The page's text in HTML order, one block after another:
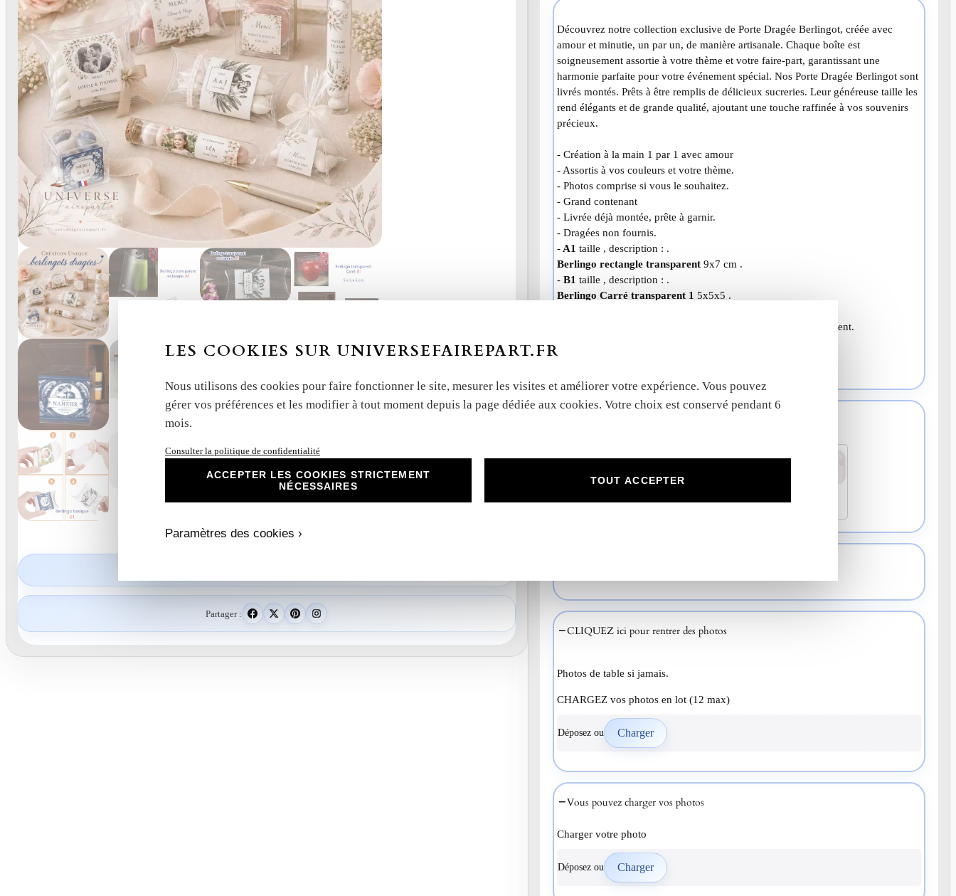
Partager :
Découvrez notre collection exclusive de Porte Dragée Berlingot, créée avec
amour et minutie, un par un, de manière artisanale. Chaque boîte est
soigneusement assortie à votre thème et votre faire-part, garantissant une
harmonie parfaite pour votre événement spécial. Nos Porte Dragée Berlingot sont
livrés montés. Prêts à être remplis de délicieux sucreries. Leur généreuse taille les
rend élégants et de grande qualité, ajoutant une touche raffinée à vos souvenirs
précieux.
- Création à la main 1 par 1 avec amour
- Assortis à vos couleurs et votre thème.
- Photos comprise si vous le souhaitez.
- Grand contenant
- Livrée déjà montée, prête à garnir.
- Dragées non fournis.
- A1 taille , description : .
Berlingo rectangle transparent9x7 cm .
-B1 taille , description : .
Berlingo Carré transparent 1 5x5x5 .
10x2,5 transparent.
Berlingo standard
CLIQUEZ ici pour rentrer des photos
Photos de table si jamais.
CHARGEZ vos photos en lot (12 max)
Déposez ou
Vous pouvez charger vos photos
Charger votre photo
Déposez ou
LES COOKIES SUR UNIVERSEFAIREPART.FR
Nous utilisons des cookies pour faire fonctionner le site, mesurer les visites et améliorer votre expérience. Vous pouvez
gérer vos préférences et les modifier à tout moment depuis la page dédiée aux cookies. Votre choix est conservé pendant 6
mois.
Consulter la politique de confidentialité
ACCEPTER LES COOKIES STRICTEMENT
NÉCESSAIRES
Paramètres des cookies ›
TOUT ACCEPTER